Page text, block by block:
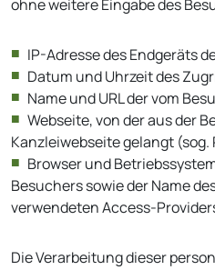
ohne weitere Eingabe des
IP-Adresse des Endgeräts
Datum und Uhrzeit des
Name und URL der vom
Webseite, von der aus der
Kanzleiwebseite gelangt (sog.
Browser und
Besuchers sowie der Name
verwendeten Access-
Die Verarbeitung dieser